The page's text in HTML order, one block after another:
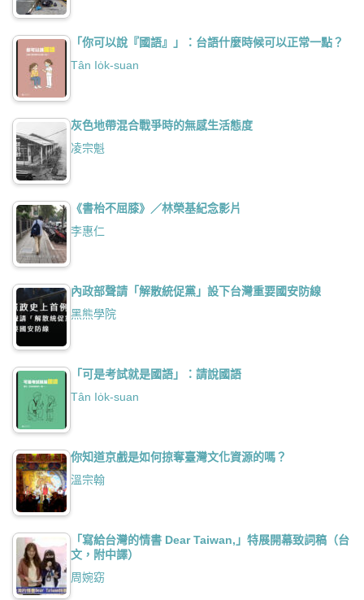
「你可以說『國語』」：台語什麼時候可以正常一點？
Tân Io̍k-suan
灰色地帶混合戰爭時的無感生活態度
凌宗魁
《書枱不屈膝》／林榮基紀念影片
李惠仁
內政部聲請「解散統促黨」設下台灣重要國安防線
黑熊學院
「可是考試就是國語」：請說國語
Tân Io̍k-suan
你知道京戲是如何掠奪臺灣文化資源的嗎？
溫宗翰
「寫給台灣的情書 Dear Taiwan,」特展開幕致詞稿（台
文，附中譯）
周婉窈